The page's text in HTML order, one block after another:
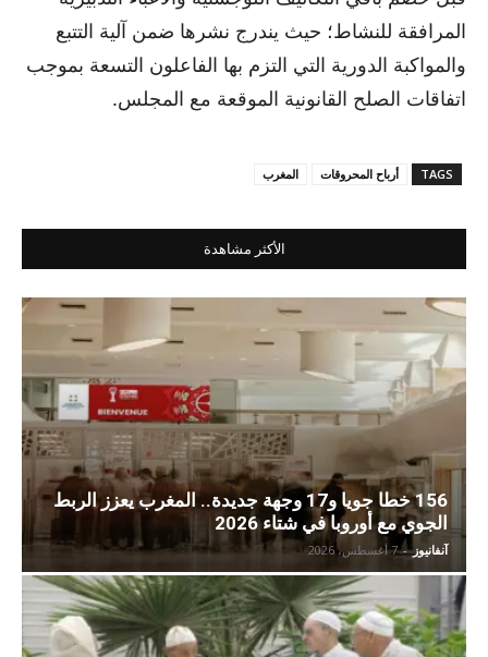
المرافقة للنشاط؛ حيث يندرج نشرها ضمن آلية التتبع
والمواكبة الدورية التي التزم بها الفاعلون التسعة بموجب
اتفاقات الصلح القانونية الموقعة مع المجلس.
TAGS أرباح المحروقات المغرب
الأكثر مشاهدة
156 خطا جويا و17 وجهة جديدة.. المغرب يعزز الربط
الجوي مع أوروبا في شتاء 2026
آنفانيوز - 7 أغسطس، 2026